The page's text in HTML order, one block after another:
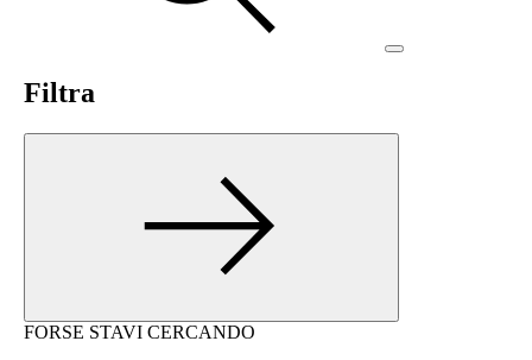
Filtra
FORSE STAVI CERCANDO